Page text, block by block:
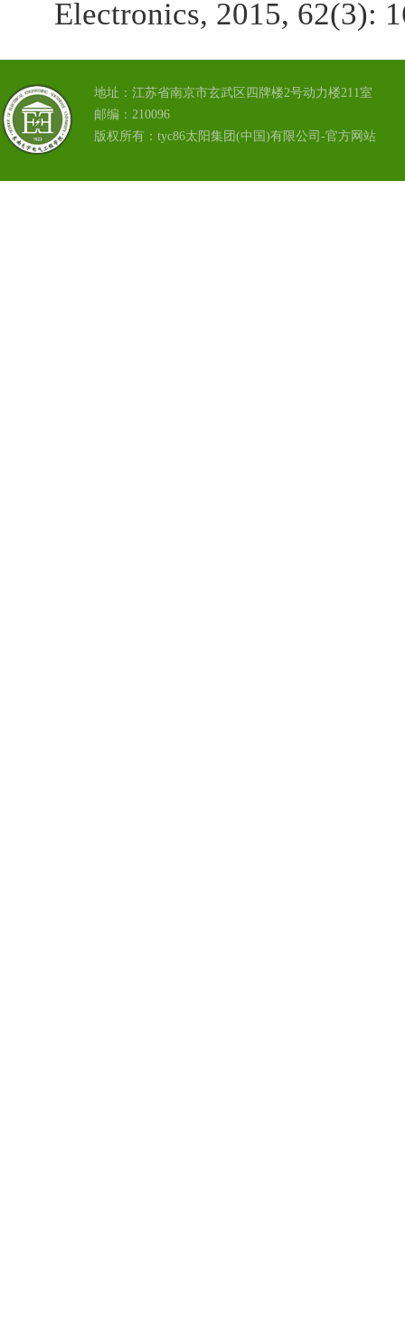
Electronics, 2015, 62(3):
地址：江苏省南京市玄武区四牌楼2号动力楼211室
邮编：210096
版权所有：tyc86太阳集团(中国)有限公司-官方网站